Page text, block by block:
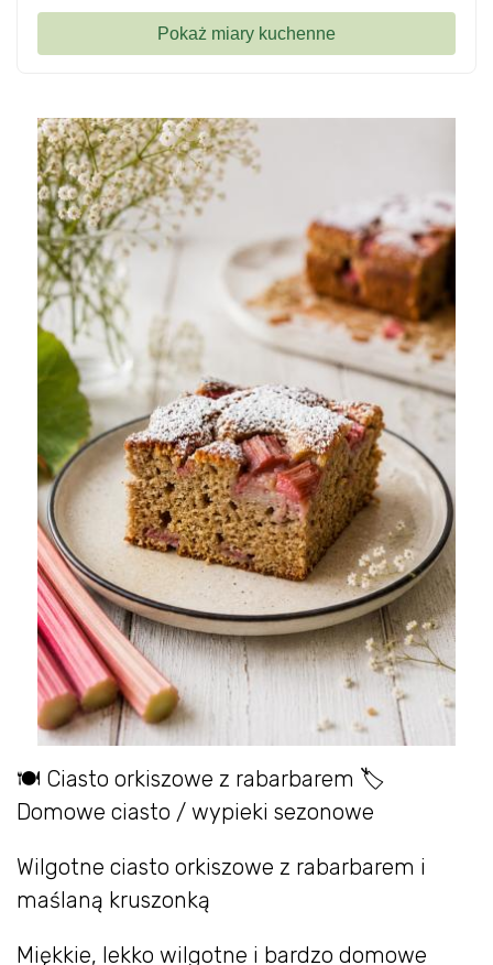
🍽 Ciasto orkiszowe z rabarbarem 🏷
Domowe ciasto / wypieki sezonowe
Wilgotne ciasto orkiszowe z rabarbarem i
maślaną kruszonką
Miękkie, lekko wilgotne i bardzo domowe